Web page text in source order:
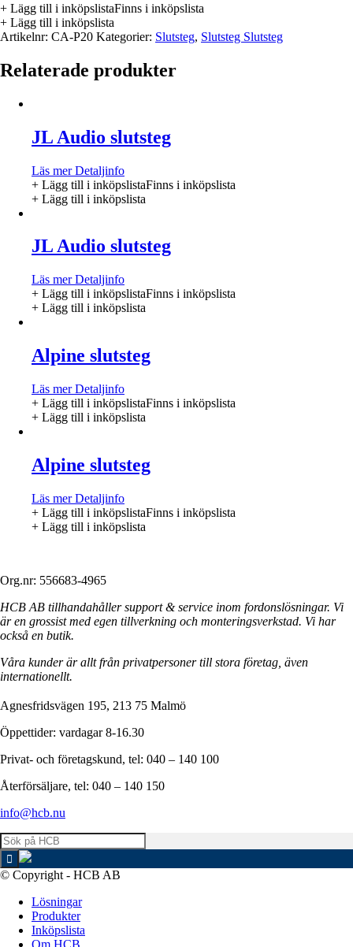
+ Lägg till i inköpslistaFinns i inköpslista
+ Lägg till i inköpslista
Artikelnr: CA-P20 Kategorier: Slutsteg, Slutsteg Slutsteg
Relaterade produkter
JL Audio slutsteg
Läs merDetaljinfo
+ Lägg till i inköpslistaFinns i inköpslista
+ Lägg till i inköpslista
JL Audio slutsteg
Läs merDetaljinfo
+ Lägg till i inköpslistaFinns i inköpslista
+ Lägg till i inköpslista
Alpine slutsteg
Läs merDetaljinfo
+ Lägg till i inköpslistaFinns i inköpslista
+ Lägg till i inköpslista
Alpine slutsteg
Läs merDetaljinfo
+ Lägg till i inköpslistaFinns i inköpslista
+ Lägg till i inköpslista
Org.nr: 556683-4965
HCB AB tillhandahåller support & service inom fordonslösningar. Vi
är en grossist med egen tillverkning och monteringsverkstad. Vi har
också en butik.
Våra kunder är allt från privatpersoner till stora företag, även
internationellt.
Agnesfridsvägen 195, 213 75 Malmö
Öppettider: vardagar 8-16.30
Privat- och företagskund, tel: 040 – 140 100
Återförsäljare, tel: 040 – 140 150
info@hcb.nu
© Copyright - HCB AB
Lösningar
Produkter
Inköpslista
Om HCB